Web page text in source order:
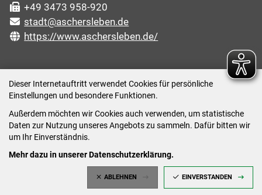
Dieser Internetauftritt verwendet Cookies für persönliche
Einstellungen und besondere Funktionen.
Außerdem möchten wir Cookies auch verwenden, um statistische
Daten zur Nutzung unseres Angebots zu sammeln. Dafür bitten wir
um Ihr Einverständnis.
Mehr dazu in unserer Datenschutzerklärung.
ABLEHNEN EINVERSTANDEN
+49 3473 958-920
stadt@aschersleben.de
https://www.aschersleben.de/
Montag: 09:00-12:00 /14:00-15:00 Uhr
Dienstag: 09:00-12:00 /14:00-16:00 Uhr
Mittwoch: 09:00 - 12:00 Uhr (nach vorheriger
Donnerstag: 09:00-12:00 /14:00-18:00 Uhr
Freitag: 09:00-12:00 Uhr